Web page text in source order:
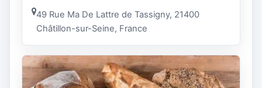
49 Rue Ma De Lattre de Tassigny, 21400
Châtillon-sur-Seine, France